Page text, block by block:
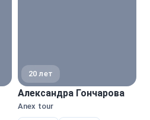
20 лет
Александра Гончарова
Anex tour